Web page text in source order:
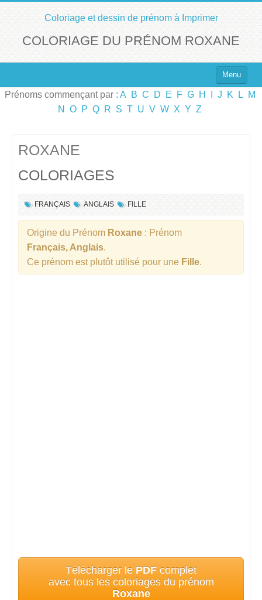
Coloriage et dessin de prénom à Imprimer
COLORIAGE DU PRÉNOM ROXANE
Menu
Top 100 des Prénoms
Prénoms commençant par : A B C D E F G H J K L
M
N
O P Q R S T U V W X Y Z
ROXANE
COLORIAGES
FRANÇAIS ANGLAIS FILLE
Origine du Prénom Roxane : Prénom
Français, Anglais.
Ce prénom est plutôt utilisé pour une Fille.
Télécharger le PDF complet
avec tous les coloriages du prénom
Roxane